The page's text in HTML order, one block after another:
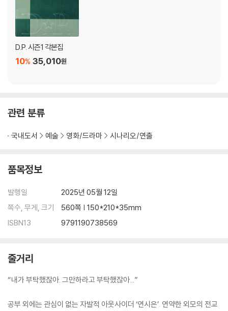
D.P. 시즌1 각본집
35,010원
10%
관련 분류
국내도서 예술 영화/드라마 시나리오/연출
품목정보
발행일
2025년 05월 12일
쪽수, 무게, 크기
560쪽 | 150*210*35mm
ISBN13
9791190738569
줄거리
“내가 부탁했잖아. 그만하라고 부탁했잖아...”
공부 외에는 관심이 없는 자발적 아웃사이더 ‘연시은’. 연약한 외모의 전교